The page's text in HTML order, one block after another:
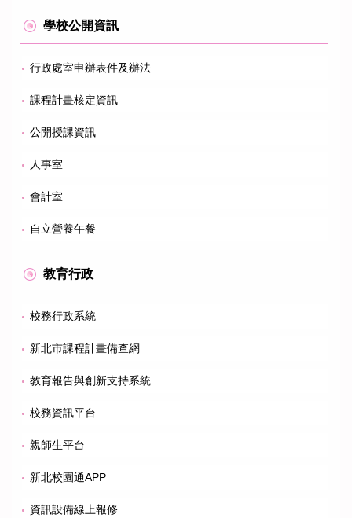
學校公開資訊
行政處室申辦表件及辦法
課程計畫核定資訊
公開授課資訊
人事室
會計室
自立營養午餐
教育行政
校務行政系統
新北市課程計畫備查網
教育報告與創新支持系統
校務資訊平台
親師生平台
新北校園通APP
資訊設備線上報修